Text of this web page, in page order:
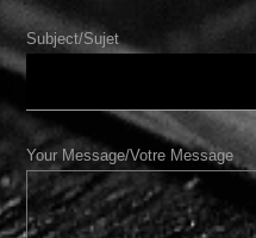
Subject/Sujet
Your Message/Votre Message